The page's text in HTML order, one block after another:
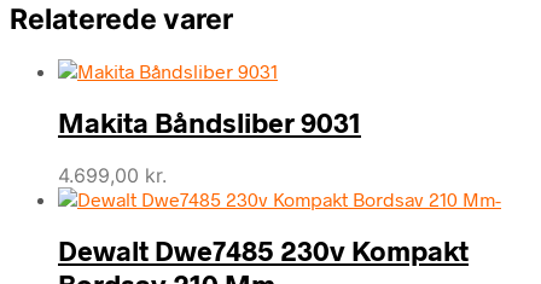
Relaterede varer
Makita Båndsliber 9031
4.699,00 kr.
Dewalt Dwe7485 230v Kompakt